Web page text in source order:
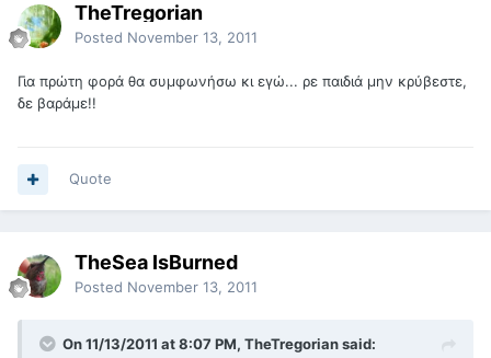
TheTregorian
Posted November 13, 2011
Για πρώτη φορά θα συμφωνήσω κι εγώ... ρε παιδιά μην κρύβεστε,
δε βαράμε!!
Quote
TheSea IsBurned
Posted November 13, 2011
On 11/13/2011 at 8:07 PM, TheTregorian said: